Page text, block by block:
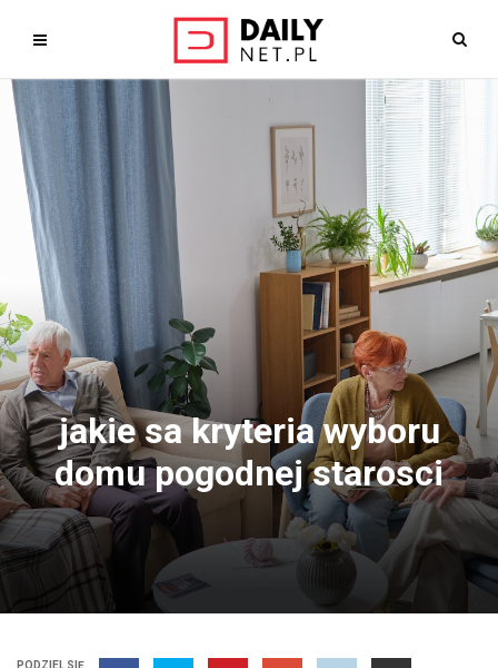
jakie sa kryteria wyboru
domu pogodnej starosci
PODZIEL SIĘ